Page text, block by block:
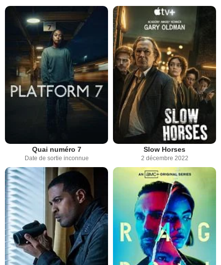
Quai numéro 7
Date de sortie inconnue
Slow Horses
2 décembre 2022